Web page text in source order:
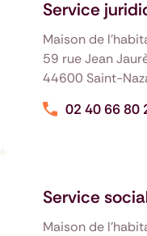
Service
Maison de
59 rue Jean
44600 Saint-
02 40 66 80
Service
Maison de